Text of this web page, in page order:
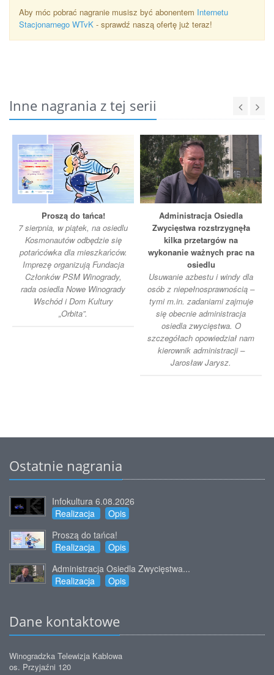
Aby móc pobrać nagranie musisz być abonentem Internetu
Stacjonarnego WTvK - sprawdź naszą ofertę już teraz!
Inne nagrania z tej serii
Proszą do tańca!
7 sierpnia, w piątek, na osiedlu
Kosmonautów odbędzie się
potańcówka dla mieszkańców.
Imprezę organizują Fundacja
Członków PSM Winogrady,
rada osiedla Nowe Winogrady
Wschód i Dom Kultury
„Orbita”.
Administracja Osiedla
Zwycięstwa rozstrzygnęła
kilka przetargów na
wykonanie ważnych prac na
osiedlu
Usuwanie azbestu i windy dla
osób z niepełnosprawnością –
tymi m.in. zadaniami zajmuje
się obecnie administracja
osiedla zwycięstwa. O
szczegółach opowiedział nam
kierownik administracji –
Jarosław Jarysz.
Ostatnie nagrania
Infokultura 6.08.2026
Realizacja
Opis
Proszą do tańca!
Realizacja
Opis
Administracja Osiedla Zwycięstwa...
Realizacja
Opis
Dane kontaktowe
Winogradzka Telewizja Kablowa
os. Przyjaźni 120